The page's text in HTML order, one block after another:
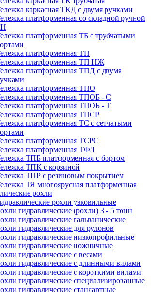
каркасная ТКД с двумя ручками
платформенная со складной ручной
платформенная ТБ с трубчатыми
платформенная ТП
платформенная ТП НЖ
платформенная ТПД с двумя
платформенная ТПО
платформенная ТПОБ - С
платформенная ТПОБ - Т
платформенная ТПСР
платформенная ТС с сетчатыми
платформенная ТСРС
платформенная ТФЛ
ТПБ платформенная с бортом
ТПК с корзиной
ТПР с резиновым покрытием
ТЯ многоярусная платформенная
рохли
рохли узковильные
гидравлические (рохли) 3 - 5 тонн
гидравлические гальванические
гидравлические для рулонов
гидравлические низкопрофильные
гидравлические ножничные
гидравлические с весами
гидравлические с длинными вилами
гидравлические с короткими вилами
гидравлические специализированные
гидравлические стандартные